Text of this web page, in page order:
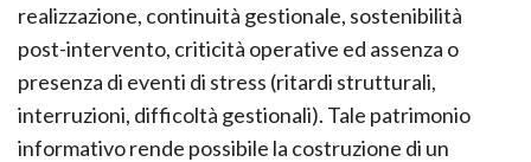
realizzazione, continuità gestionale, sostenibilità
post-intervento, criticità operative ed assenza o
presenza di eventi di stress (ritardi strutturali,
interruzioni, difficoltà gestionali). Tale patrimonio
informativo rende possibile la costruzione di un